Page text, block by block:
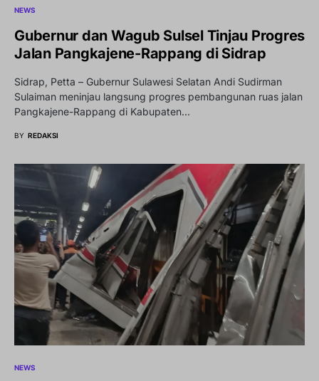
NEWS
Gubernur dan Wagub Sulsel Tinjau Progres
Jalan Pangkajene-Rappang di Sidrap
Sidrap, Petta – Gubernur Sulawesi Selatan Andi Sudirman
Sulaiman meninjau langsung progres pembangunan ruas jalan
Pangkajene-Rappang di Kabupaten…
BY REDAKSI
NEWS